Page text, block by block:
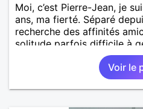
Moi, c’est Pierre-Jean, je
ans, ma fierté. Séparé
recherche des affinités
solitude parfois difficile à
vague à l’âme. L’amitié
importante à mes yeux
sentiments plus puissants.
œuvre » disait Arthur
Voir le